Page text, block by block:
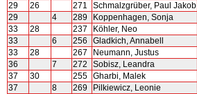
29
26 271 Schmalzgrüber, Paul Jakob
29
4 289 Koppenhagen, Sonja
33
28 237 Köhler, Neo
33
6 256 Gladkich, Annabell
33
28 267 Neumann, Justus
36
7 272 Sobisz, Leandra
37
30 255 Gharbi, Malek
37
8 269 Pilkiewicz, Leonie